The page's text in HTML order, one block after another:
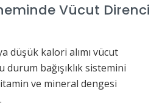
Vücut Direnci
düşük kalori alımı vücut
bağışıklık sistemini
ve mineral dengesi